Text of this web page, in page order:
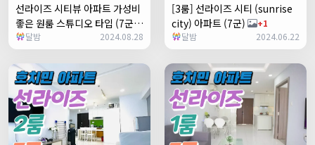
선라이즈 시티뷰 아파트 가성비
좋은 원룸 스튜디오 타입 (7군)
+1
달밤 2024.08.28
[3룸] 선라이즈 시티 (sunrise
city) 아파트 (7군)
+1
달밤
2024.06.22